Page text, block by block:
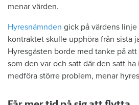
menar värden.
Hyresnämnden gick på värdens
kontraktet skulle upphöra från sista
Hyresgästen borde med tanke på
som den var och satt där den satt
medföra större problem, menar